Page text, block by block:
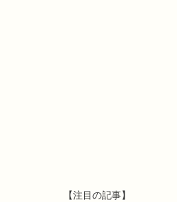
【注目の記事】